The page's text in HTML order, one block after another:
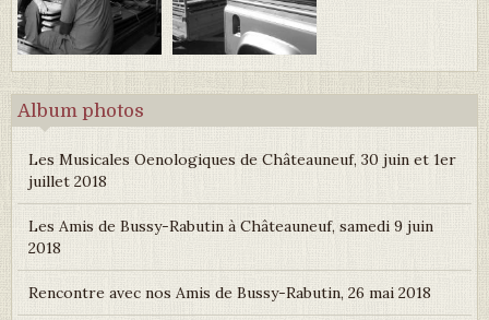
Album photos
Les Musicales Oenologiques de Châteauneuf, 30 juin et 1er
juillet 2018
Les Amis de Bussy-Rabutin à Châteauneuf, samedi 9 juin
2018
Rencontre avec nos Amis de Bussy-Rabutin, 26 mai 2018